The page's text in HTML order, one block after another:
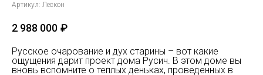
Артикул: Лескон
2 988 000 ₽
Русское очарование и дух старины – вот какие
ощущения дарит проект дома Русич. В этом доме вы
вновь вспомните о теплых деньках, проведенных в